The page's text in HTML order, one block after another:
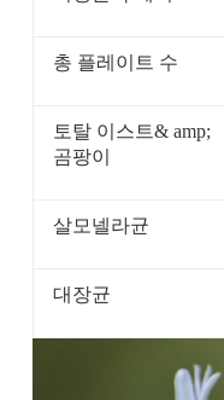
총 플레이트 수
토탈 이스트& amp;
곰팡이
살모넬라균
대장균